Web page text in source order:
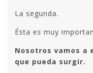
La segunda.
Ésta es muy
Nosotros vamos a
que pueda surgir.